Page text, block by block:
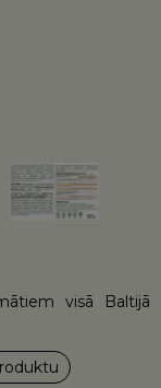
visā Baltijā